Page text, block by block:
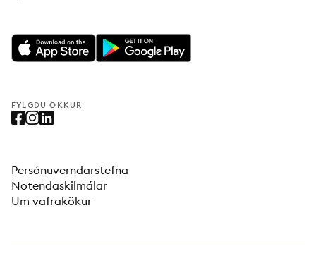
FYLGDU OKKUR
Persónuverndarstefna
Notendaskilmálar
Um vafrakökur